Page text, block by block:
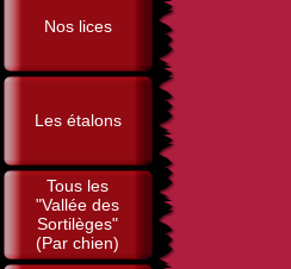
Nos lices
Les étalons
Tous les
"Vallée des
Sortilèges"
(Par chien)